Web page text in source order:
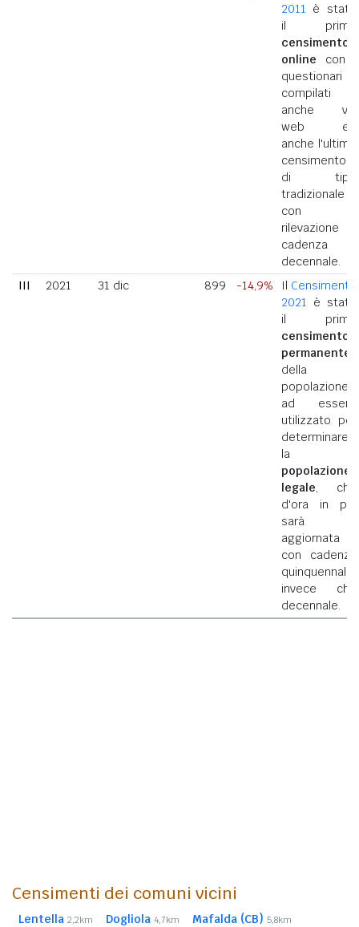
2011 è stato
il primo
censimento
online con i
questionari
compilati
anche via
web ed
anche l'ultimo
censimento
di tipo
tradizionale
con
rilevazione a
cadenza
decennale.
III
2021 31 dic 899 -14,9% Il Censimento
2021 è stato
il primo
censimento
permanente
della
popolazione
ad essere
utilizzato per
determinare
la
popolazione
legale, che
d'ora in poi
sarà
aggiornata
con cadenza
quinquennale
invece che
decennale.
Censimenti dei comuni vicini
Lentella 2,2km Dogliola 4,7km Mafalda (CB) 5,8km